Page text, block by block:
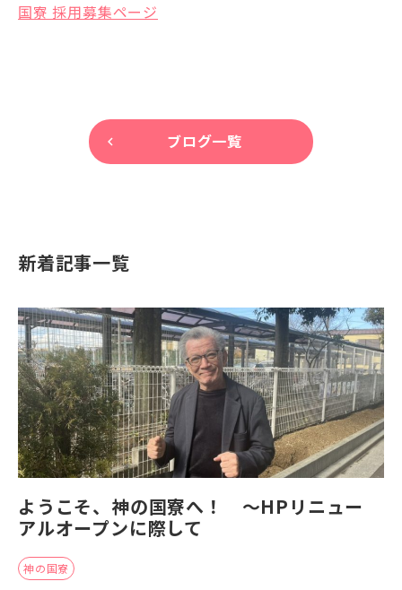
国寮 採用募集ページ
keyboard_arrow_left ブログ一覧
新着記事一覧
ようこそ、神の国寮へ！ ～HPリニュー
アルオープンに際して
神の国寮